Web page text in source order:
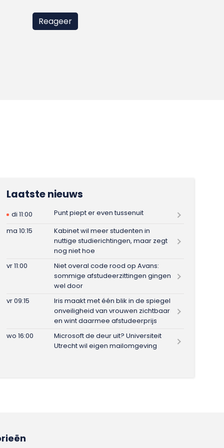
Laatste nieuws
di 11:00
Punt piept er even tussenuit
ma 10:15
Kabinet wil meer studenten in
nuttige studierichtingen, maar zegt
nog niet hoe
vr 11:00
Niet overal code rood op Avans:
sommige afstudeerzittingen gingen
wel door
vr 09:15
Iris maakt met één blik in de spiegel
onveiligheid van vrouwen zichtbaar
en wint daarmee afstudeerprijs
wo 16:00
Microsoft de deur uit? Universiteit
Utrecht wil eigen mailomgeving